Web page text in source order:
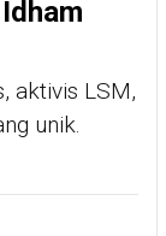
aktivis LSM,
unik.